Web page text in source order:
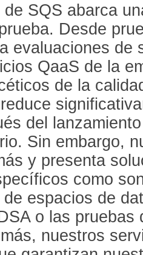
SQS abarca
Desde
evaluaciones de
QaaS de la
de la
del
Sin embargo,
y presenta
como
espacios de
o las pruebas
nuestros